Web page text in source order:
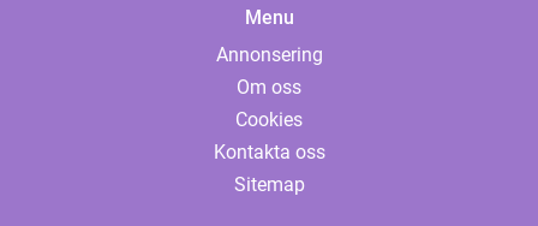
Menu
Annonsering
Om oss
Cookies
Kontakta oss
Sitemap